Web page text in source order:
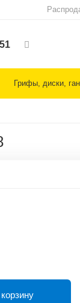
Грифы, диски,